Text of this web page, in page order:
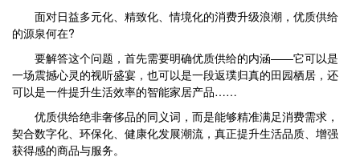
面对日益多元化、精致化、情境化的消费升级浪潮，优质供给
的源泉何在?
要解答这个问题，首先需要明确优质供给的内涵——它可以是
一场震撼心灵的视听盛宴，也可以是一段返璞归真的田园栖居，还
可以是一件提升生活效率的智能家居产品……
优质供给绝非奢侈品的同义词，而是能够精准满足消费需求，
契合数字化、环保化、健康化发展潮流，真正提升生活品质、增强
获得感的商品与服务。